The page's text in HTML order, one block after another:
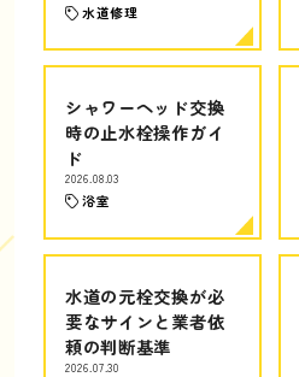
水道修理
シャワーヘッド交換
時の止水栓操作ガイ
ド
2026.08.03
浴室
水道の元栓交換が必
要なサインと業者依
頼の判断基準
2026.07.30